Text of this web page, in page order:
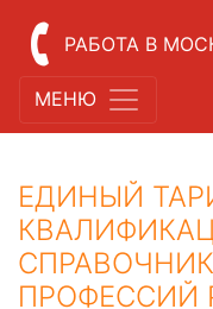
РАБОТА В
МЕНЮ
ЕДИНЫЙ
ПРОФЕССИЙ